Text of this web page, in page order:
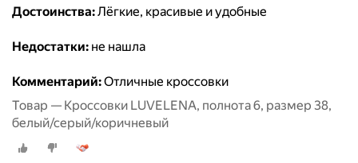
Достоинства:Лёгкие, красивые и удобные
Недостатки: не нашла
Комментарий:Отличные кроссовки
Товар — Кроссовки LUVELENA, полнота 6, размер 38,
белый/серый/коричневый